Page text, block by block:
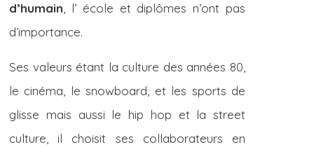
d’humain , l’ école et diplômes n’ont pas
d’importance.
Ses valeurs étant la culture des années 80,
le cinéma, le snowboard, et les sports de
glisse mais aussi le hip hop et la street
culture, il choisit ses collaborateurs en